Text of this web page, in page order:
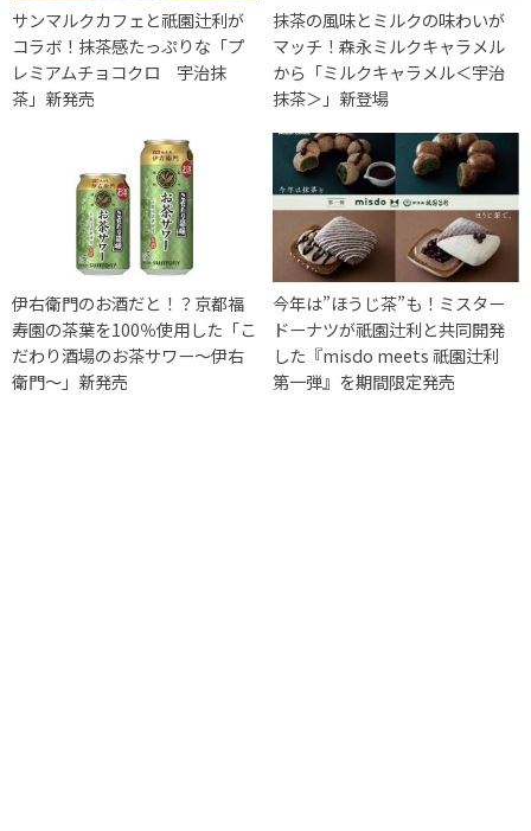
サンマルクカフェと祇園辻利が
コラボ！抹茶感たっぷりな「プ
レミアムチョコクロ 宇治抹
茶」新発売
抹茶の風味とミルクの味わいが
マッチ！森永ミルクキャラメル
から「ミルクキャラメル＜宇治
抹茶＞」新登場
伊右衛門のお酒だと！？京都福
寿園の茶葉を100％使用した「こ
だわり酒場のお茶サワー～伊右
衛門～」新発売
今年は”ほうじ茶”も！ミスター
ドーナツが祇園辻利と共同開発
した『misdo meets 祇園辻利
第一弾』を期間限定発売